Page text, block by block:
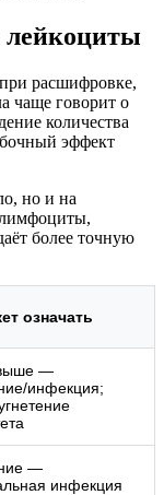
лейкоциты
расшифровке,
чаще говорит о
количества
эффект
но и на
более точную
означать
—
инфекция;
—
инфекция